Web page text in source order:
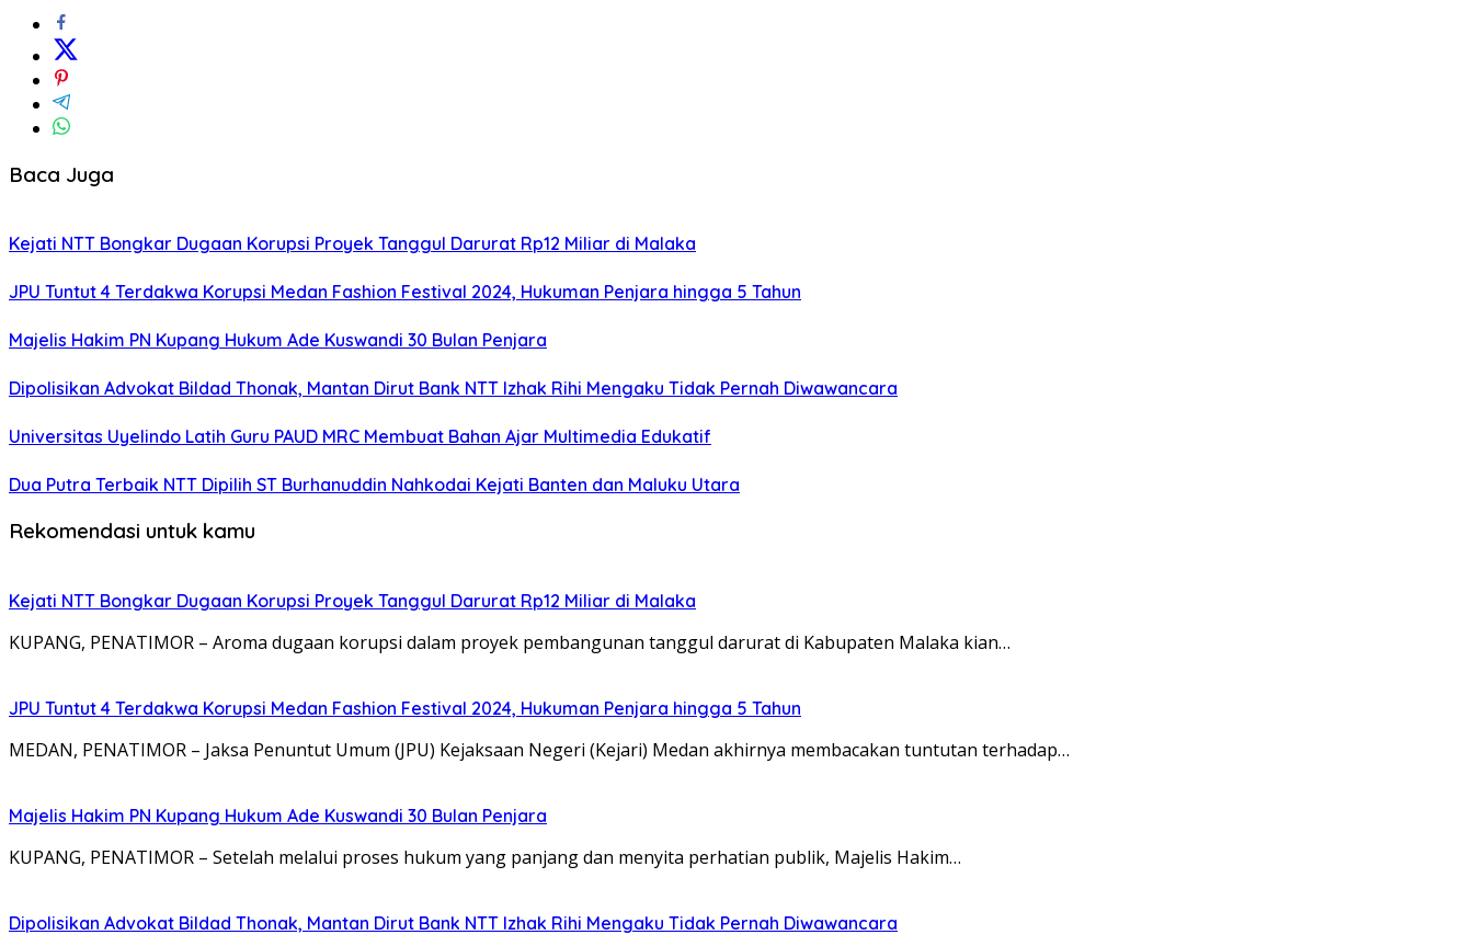
Baca Juga
Kejati NTT Bongkar Dugaan Korupsi Proyek Tanggul Darurat Rp12 Miliar di Malaka
JPU Tuntut 4 Terdakwa Korupsi Medan Fashion Festival 2024, Hukuman Penjara hingga 5 Tahun
Majelis Hakim PN Kupang Hukum Ade Kuswandi 30 Bulan Penjara
Dipolisikan Advokat Bildad Thonak, Mantan Dirut Bank NTT Izhak Rihi Mengaku Tidak Pernah Diwawancara
Universitas Uyelindo Latih Guru PAUD MRC Membuat Bahan Ajar Multimedia Edukatif
Dua Putra Terbaik NTT Dipilih ST Burhanuddin Nahkodai Kejati Banten dan Maluku Utara
Rekomendasi untuk kamu
Kejati NTT Bongkar Dugaan Korupsi Proyek Tanggul Darurat Rp12 Miliar di Malaka
KUPANG, PENATIMOR – Aroma dugaan korupsi dalam proyek pembangunan tanggul darurat di Kabupaten Malaka kian…
JPU Tuntut 4 Terdakwa Korupsi Medan Fashion Festival 2024, Hukuman Penjara hingga 5 Tahun
MEDAN, PENATIMOR – Jaksa Penuntut Umum (JPU) Kejaksaan Negeri (Kejari) Medan akhirnya membacakan tuntutan terhadap…
Majelis Hakim PN Kupang Hukum Ade Kuswandi 30 Bulan Penjara
KUPANG, PENATIMOR – Setelah melalui proses hukum yang panjang dan menyita perhatian publik, Majelis Hakim…
Dipolisikan Advokat Bildad Thonak, Mantan Dirut Bank NTT Izhak Rihi Mengaku Tidak Pernah Diwawancara